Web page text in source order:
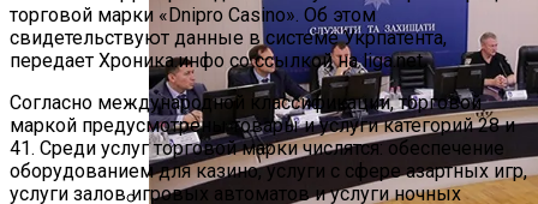
торговой марки «Dnipro Casino». Об этом
свидетельствуют данные в системе Укрпатента,
передает Хроника.инфо со ссылкой на liga.net.
Согласно международной классификации, торговой
маркой предусмотрены товары и услуги категорий 28 и
41. Среди услуг торговой марки числятся: обеспечение
оборудованием для казино, услуги с сфере азартных игр,
услуги залов игровых автоматов и услуги ночных